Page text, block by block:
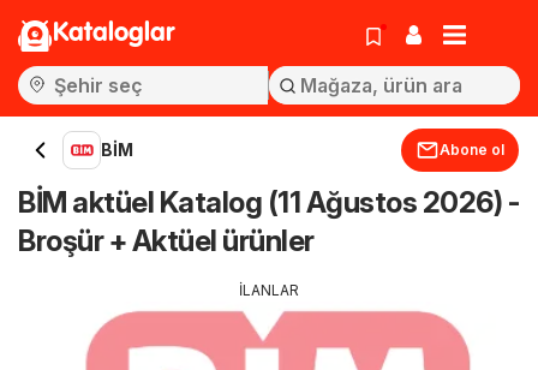
Kataloglar
BİM Abone ol
BİM aktüel Katalog (11 Ağustos 2026) -
Broşür + Aktüel ürünler
İLANLAR